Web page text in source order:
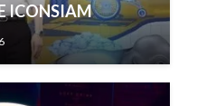
ICONSIAM